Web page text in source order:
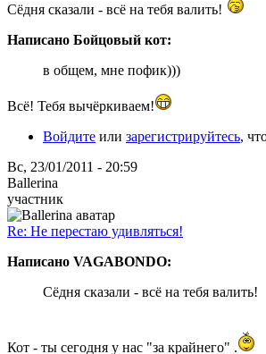
Сёдня сказали - всё на тебя валить!
Написано Бойцовый кот:
в общем, мне пофик)))
Всё! Тебя вычёркиваем!
Войдите или зарегистрируйтесь,
Вс, 23/01/2011 - 20:59
Ballerina
участник
Re: Не перестаю удивляться!
Написано VAGABONDO:
Сёдня сказали - всё на тебя валить!
Кот - ты сегодня у нас "за крайнего" .